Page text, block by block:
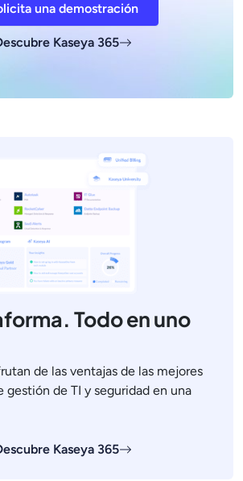
una demostración
Kaseya 365
Todo en uno
de las ventajas de las mejores
gestión de TI y seguridad en una
Kaseya 365